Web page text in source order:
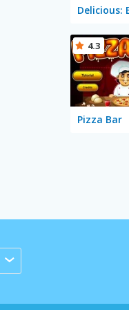
Pizza Bar
4.3